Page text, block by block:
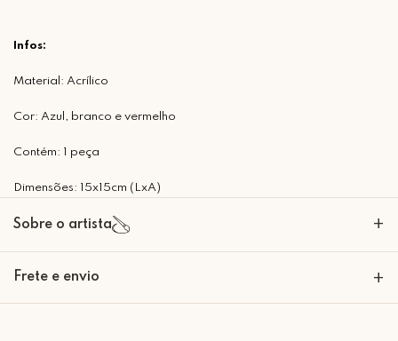
Infos:
Material: Acrílico
Cor: Azul, branco e vermelho
Contém: 1 peça
Dimensões: 15x15cm (LxA)
Sobre o artista +
A Mimo Galeria nasceu para transformar paredes em expressões de
Frete e envio +